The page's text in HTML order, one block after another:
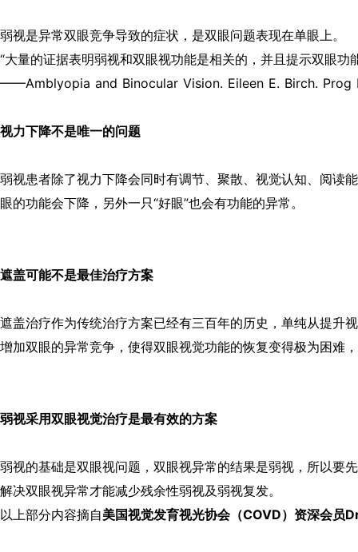
弱视是异常双眼竞争导致的症状，是双眼问题表现在单眼上。
“大量的证据表明弱视和双眼视功能是相关的，并且提示双眼
——Amblyopia and Binocular Vision. Eileen E. Birch. Prog
视力下降不是唯一的问题
弱视患者除了视力下降会同时有调节、聚散、视觉认知、阅读
眼的功能会下降，另外一只“好眼”也会有功能的异常。
遮盖可能不是最佳治疗方案
遮盖治疗作为传统治疗方案已经有三百年的历史，单纯从提升
增加双眼的异常竞争，使得双眼视觉功能的恢复变得极为困难
弱视采用双眼视觉治疗是最有效的方案
弱视的基础是双眼视问题，双眼视异常的结果是弱视，所以要
解决双眼视异常才能减少残余性弱视及弱视复发。
以上部分内容摘自美国视觉发育视光协会（COVD）资深会员